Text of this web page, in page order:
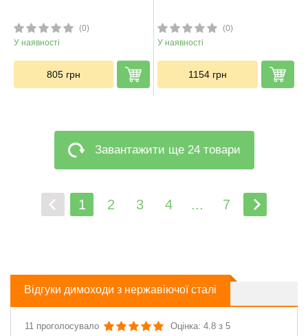
(0)
У наявності
805 грн
(0)
У наявності
1154 грн
Завантажити ще 24 товари
1 2 3 4 ... 7
Відгуки димоходи з нержавіючої сталі
11 проголосувало Оцінка: 4.8 з 5